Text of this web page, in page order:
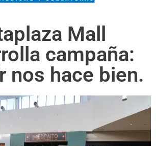
Mall
campaña:
nos hace bien.